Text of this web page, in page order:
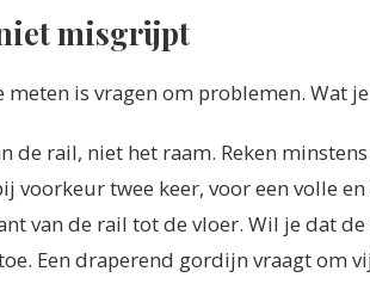
misgrijpt
is vragen om problemen. Wat
de rail, niet het raam. Reken
voorkeur twee keer, voor een volle en
van de rail tot de vloer. Wil je dat
Een draperend gordijn vraagt om